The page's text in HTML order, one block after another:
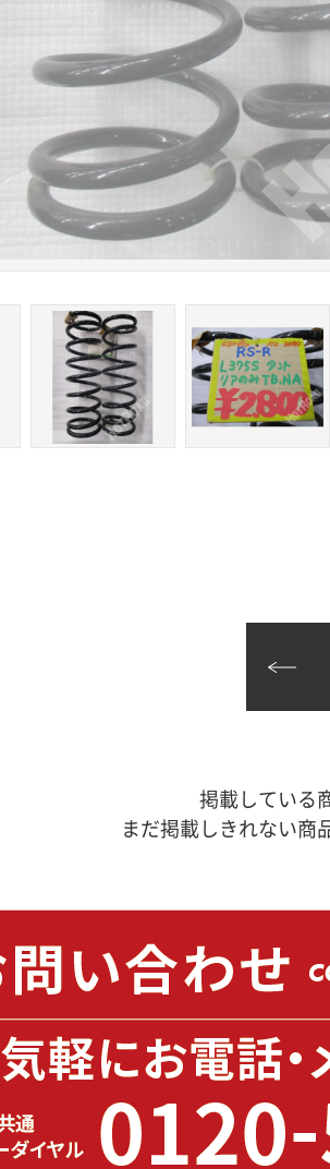
掲載している
まだ掲載しきれない商